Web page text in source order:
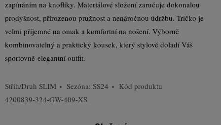
zapínáním na knoflíky. Materiálové složení zaručuje dokonalou
prodyšnost, přirozenou pružnost a nenáročnou údržbu. Tričko je
velmi příjemné na omak a komfortní na nošení. Výborně
kombinovatelný a praktický kousek, který stylově doladí Váš
sportovně-elegantní outfit.
Střih/Druh SLIM Sezóna: SS24
Kód produktu
4200839-324-GW-409-XS